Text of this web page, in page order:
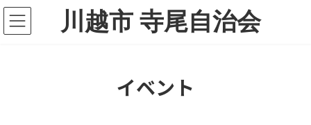
コ
テ
ナ
ゲ
川越市 寺尾自治会
イベント